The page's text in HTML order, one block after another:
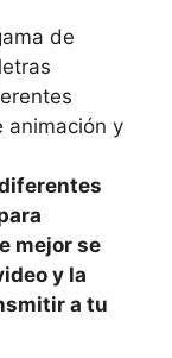
de
animación y
mejor se
y la
a tu